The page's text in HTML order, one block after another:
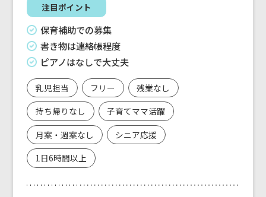
注目ポイント
保育補助での募集
書き物は連絡帳程度
ピアノはなしで大丈夫
乳児担当 フリー
残業なし
持ち帰りなし
子育てママ活躍
月案・週案なし
シニア応援
1日6時間以上